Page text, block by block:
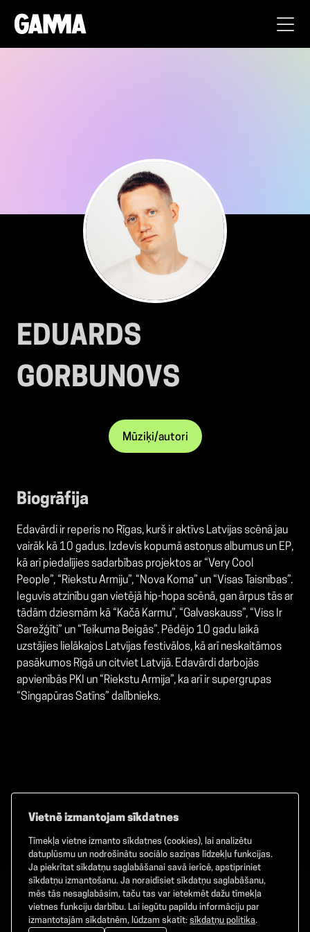
EDUARDS
GORBUNOVS
Mūziķi/autori
Biogrāfija
Edavārdi ir reperis no Rīgas, kurš ir aktīvs Latvijas scēnā jau
vairāk kā 10 gadus. Izdevis kopumā astoņus albumus un EP,
kā arī piedalījies sadarbības projektos ar “Very Cool
People”, “Riekstu Armiju”, “Nova Koma” un “Visas Taisnības”.
Ieguvis atzinību gan vietējā hip-hopa scēnā, gan ārpus tās ar
tādām dziesmām kā “Kačā Karmu”, “Galvaskauss”, “Viss Ir
Sarežģīti” un “Teikuma Beigās”. Pēdējo 10 gadu laikā
uzstājies lielākajos Latvijas festivālos, kā arī neskaitāmos
pasākumos Rīgā un citviet Latvijā. Edavārdi darbojās
apvienībās PKI un “Riekstu Armija”, ka arī ir supergrupas
“Singapūras Satīns” dalībnieks.
Facebook TikTok Instagram
©2026GAMMA. Visas tiesības aizsargātas.
Vietnē izmantojam sīkdatnes
Tīmekļa vietne izmanto sīkdatnes (cookies), lai analizētu
datuplūsmu un nodrošinātu sociālo saziņas līdzekļu funkcijas.
Ja piekrītat sīkdatņu saglabāšanai savā ierīcē, apstipriniet
sīkdatņu izmantošanu. Ja noraidīsiet sīkdatņu saglabāšanu,
mēs tās nesaglabāsim, taču tas var ietekmēt dažu tīmekļa
vietnes funkciju darbību. Lai iegūtu papildu informāciju par
izmantotajām sīkdatnēm, lūdzam skatīt: sīkdatņu politika.